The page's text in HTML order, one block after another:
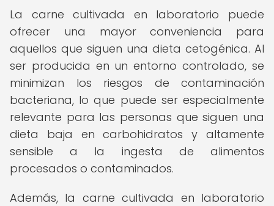
La carne cultivada en laboratorio puede
ofrecer una mayor conveniencia para
aquellos que siguen una dieta cetogénica. Al
ser producida en un entorno controlado, se
minimizan los riesgos de contaminación
bacteriana, lo que puede ser especialmente
relevante para las personas que siguen una
dieta baja en carbohidratos y altamente
sensible a la ingesta de alimentos
procesados o contaminados.
Además, la carne cultivada en laboratorio